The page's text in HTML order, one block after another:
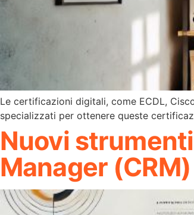
Le certificazioni digitali, come ECDL,
specializzati per ottenere queste
Nuovi
Manager (CRM)